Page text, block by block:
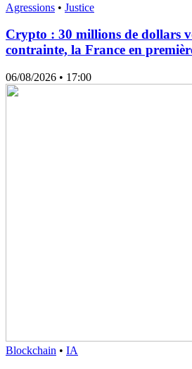
Agressions • Justice
Crypto : 30 millions de dollars
contrainte, la France en
06/08/2026 • 17:00
Blockchain • IA